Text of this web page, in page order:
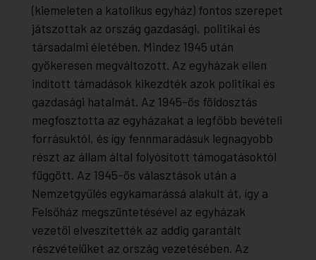
(kiemeleten a katolikus egyház) fontos szerepet
játszottak az ország gazdasági, politikai és
társadalmi életében. Mindez 1945 után
gyökeresen megváltozott. Az egyházak ellen
indított támadások kikezdték azok politikai és
gazdasági hatalmát. Az 1945-ös földosztás
megfosztotta az egyházakat a legfőbb bevételi
forrásuktól, és így fennmaradásuk legnagyobb
részt az állam által folyósított támogatásoktól
függött. Az 1945-ös választások után a
Nemzetgyűlés egykamarássá alakult át, így a
Felsőház megszüntetésével az egyházak
vezetői elveszítették az addig garantált
részvételüket az ország vezetésében. Az